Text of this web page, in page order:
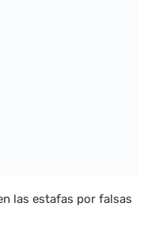
las estafas por falsas